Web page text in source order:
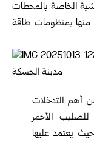
الخاصة بالمحطات
منها بمنظومات طاقة
أهم التدخلات
للصليب الأحمر
يعتمد عليها